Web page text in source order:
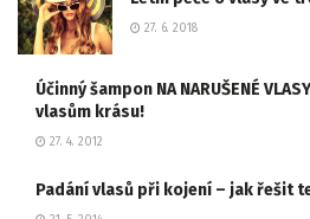
27. 6. 2018
Účinný šampon NA NARUŠENÉ
vlasům krásu!
27. 4. 2012
Padání vlasů při kojení – jak řešit